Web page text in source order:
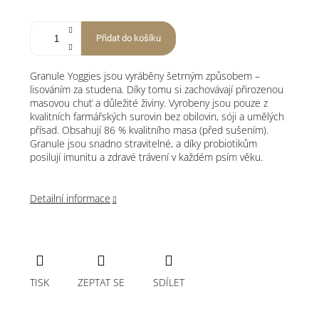
Přidat do košíku
Granule Yoggies jsou vyráběny šetrným způsobem –
lisováním za studena. Díky tomu si zachovávají přirozenou
masovou chuť a důležité živiny. Vyrobeny jsou pouze z
kvalitních farmářských surovin bez obilovin, sóji a umělých
přísad. Obsahují 86 % kvalitního masa (před sušením).
Granule jsou snadno stravitelné, a díky probiotikům
posilují imunitu a zdravé trávení v každém psím věku.
Detailní informace
TISK ZEPTAT SE SDÍLET